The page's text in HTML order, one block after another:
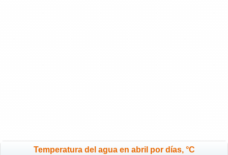
Temperatura del agua en abril por días, °C